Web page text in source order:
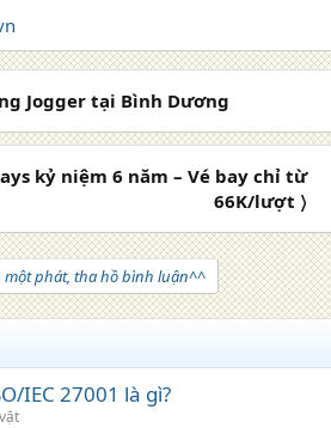
Jogger tại Bình Dương
kỷ niệm 6 năm – Vé bay chỉ từ
66K/lượt 〉
phát, tha hồ bình luận^^
IEC 27001 là gì?